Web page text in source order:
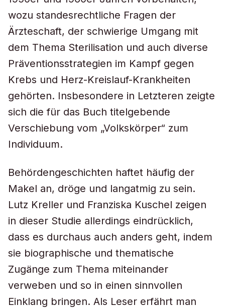
wozu standesrechtliche Fragen der
Ärzteschaft, der schwierige Umgang mit
dem Thema Sterilisation und auch diverse
Präventionsstrategien im Kampf gegen
Krebs und Herz-Kreislauf-Krankheiten
gehörten. Insbesondere in Letzteren zeigte
sich die für das Buch titelgebende
Verschiebung vom „Volkskörper“ zum
Individuum.
Behördengeschichten haftet häufig der
Makel an, dröge und langatmig zu sein.
Lutz Kreller und Franziska Kuschel zeigen
in dieser Studie allerdings eindrücklich,
dass es durchaus auch anders geht, indem
sie biographische und thematische
Zugänge zum Thema miteinander
verweben und so in einen sinnvollen
Einklang bringen. Als Leser erfährt man